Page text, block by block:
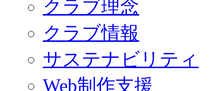
クラブ理念
クラブ情報
サステナビリティ
Web制作支援